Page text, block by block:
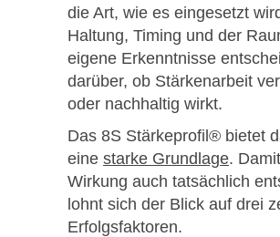
die Art, wie es eingesetzt
Haltung, Timing und der
eigene Erkenntnisse
darüber, ob Stärkenarbeit
oder nachhaltig wirkt.
Das 8S Stärkeprofil® bietet
eine starke Grundlage.
Wirkung auch tatsächlich
lohnt sich der Blick auf drei
Erfolgsfaktoren.